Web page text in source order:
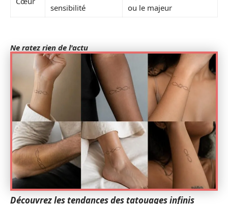
sensibilité
ou le majeur
Ne ratez rien de l'actu
Découvrez les tendances des tatouages infinis